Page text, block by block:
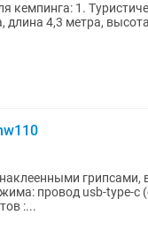
кемпинга: 1.
длина 4,3 метра,
грипсами, в
провод usb-type-c
:...